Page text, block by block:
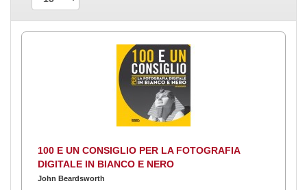
100 E UN CONSIGLIO PER LA FOTOGRAFIA
DIGITALE IN BIANCO E NERO
John Beardsworth